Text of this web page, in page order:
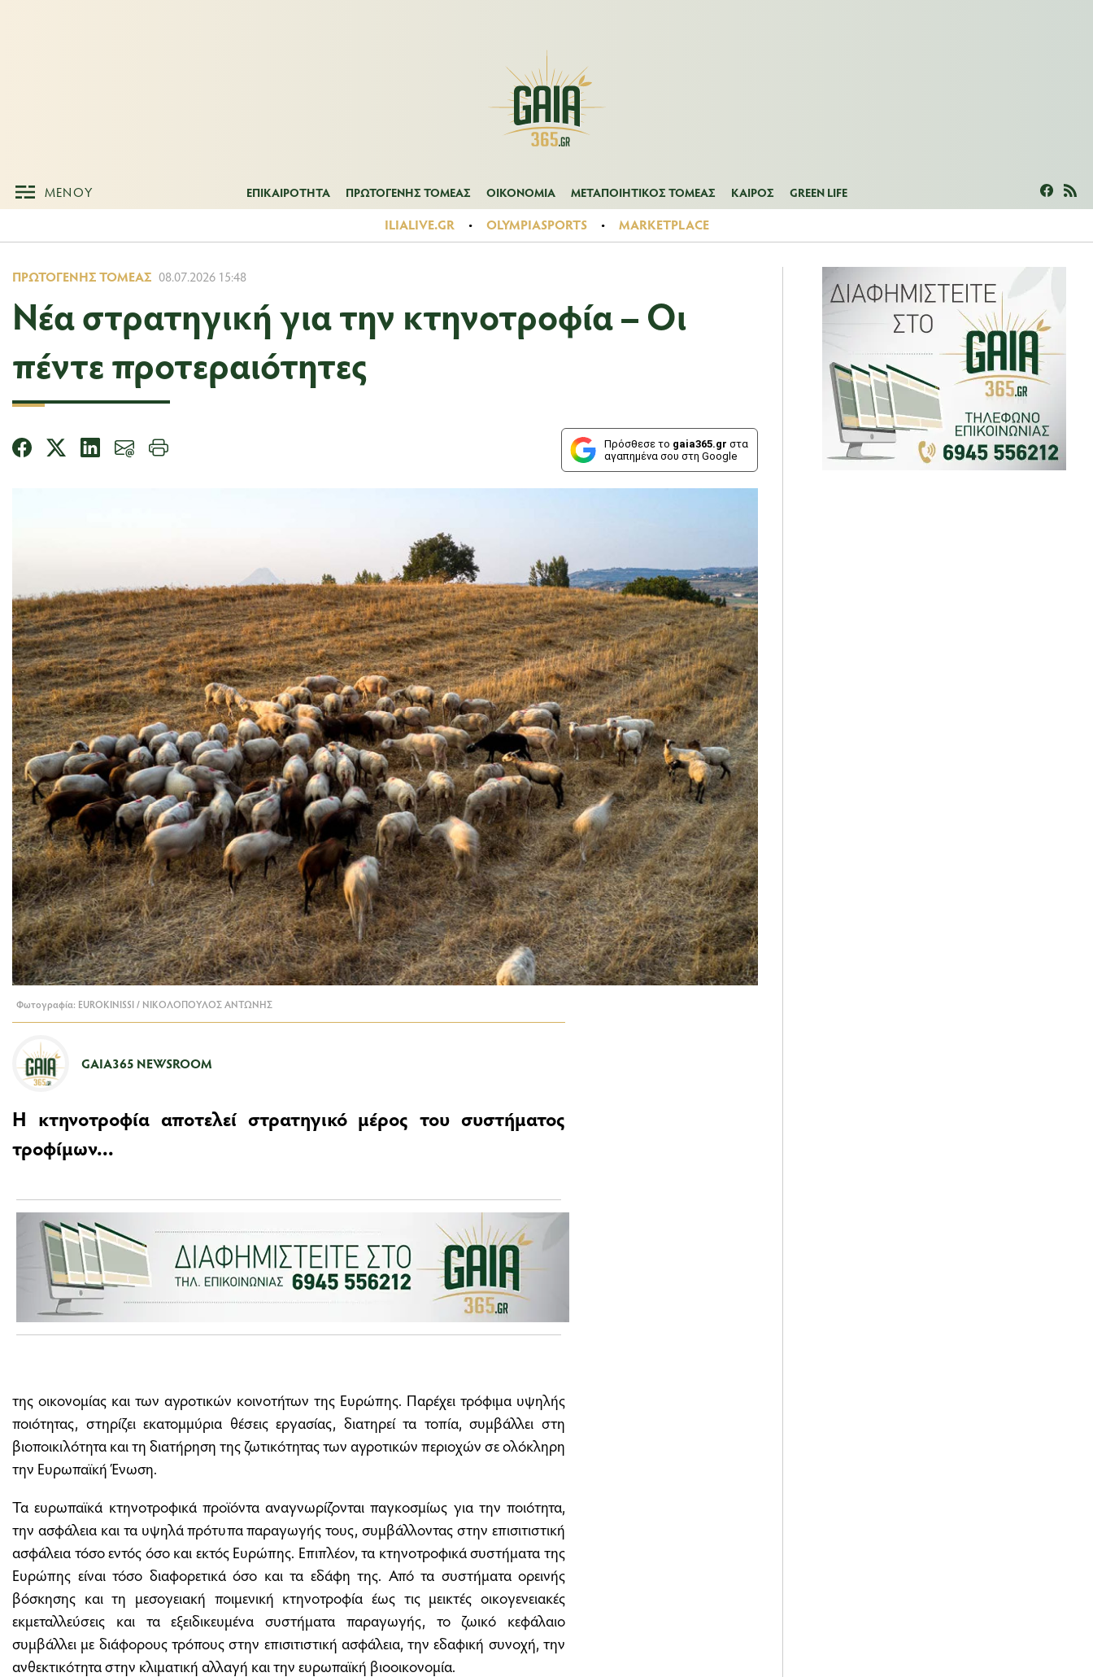
ΜΕΝΟΥ ΕΠΙΚΑΙΡΟΤΗΤΑ ΠΡΩΤΟΓΕΝΗΣ ΤΟΜΕΑΣ ΟΙΚΟΝΟΜΙΑ ΜΕΤΑΠΟΙΗΤΙΚΟΣ ΤΟΜΕΑΣ ΚΑΙΡΟΣ GREEN LIFE
ILIALIVE.GR OLYMPIASPORTS MARKETPLACE
ΠΡΩΤΟΓΕΝΉΣ ΤΟΜΈΑΣ 08.07.2026 15:48
Νέα στρατηγική για την κτηνοτροφία – Οι
πέντε προτεραιότητες
Πρόσθεσε το gaia365.gr στα
αγαπημένα σου στη Google
Φωτογραφία: EUROKINISSI / ΝΙΚΟΛΟΠΟΥΛΟΣ ΑΝΤΩΝΗΣ
GAIA365 NEWSROOM
Η κτηνοτροφία αποτελεί στρατηγικό μέρος του συστήματος
τροφίμων...
της οικονομίας και των αγροτικών κοινοτήτων της Ευρώπης. Παρέχει τρόφιμα υψηλής
ποιότητας, στηρίζει εκατομμύρια θέσεις εργασίας, διατηρεί τα τοπία, συμβάλλει στη
βιοποικιλότητα και τη διατήρηση της ζωτικότητας των αγροτικών περιοχών σε ολόκληρη
την Ευρωπαϊκή Ένωση.
Τα ευρωπαϊκά κτηνοτροφικά προϊόντα αναγνωρίζονται παγκοσμίως για την ποιότητα,
την ασφάλεια και τα υψηλά πρότυπα παραγωγής τους, συμβάλλοντας στην επισιτιστική
ασφάλεια τόσο εντός όσο και εκτός Ευρώπης. Επιπλέον, τα κτηνοτροφικά συστήματα της
Ευρώπης είναι τόσο διαφορετικά όσο και τα εδάφη της. Από τα συστήματα ορεινής
βόσκησης και τη μεσογειακή ποιμενική κτηνοτροφία έως τις μεικτές οικογενειακές
εκμεταλλεύσεις και τα εξειδικευμένα συστήματα παραγωγής, το ζωικό κεφάλαιο
συμβάλλει με διάφορους τρόπους στην επισιτιστική ασφάλεια, την εδαφική συνοχή, την
ανθεκτικότητα στην κλιματική αλλαγή και την ευρωπαϊκή βιοοικονομία.